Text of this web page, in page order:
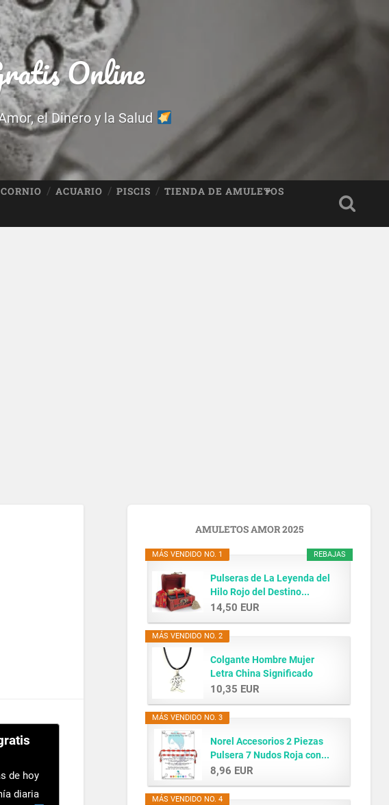
Online
el Dinero y la Salud
ACUARIO PISCIS TIENDA DE AMULETOS
de hoy
diaria
AMULETOS AMOR 2025
REBAJAS
MÁS VENDIDO NO. 1
Pulseras de La Leyenda del
Hilo Rojo del Destino...
14,50 EUR
MÁS VENDIDO NO. 2
Colgante Hombre Mujer
Letra China Significado
AMOR...
10,35 EUR
MÁS VENDIDO NO. 3
Norel Accesorios 2 Piezas
Pulsera 7 Nudos Roja con...
8,96 EUR
MÁS VENDIDO NO. 4